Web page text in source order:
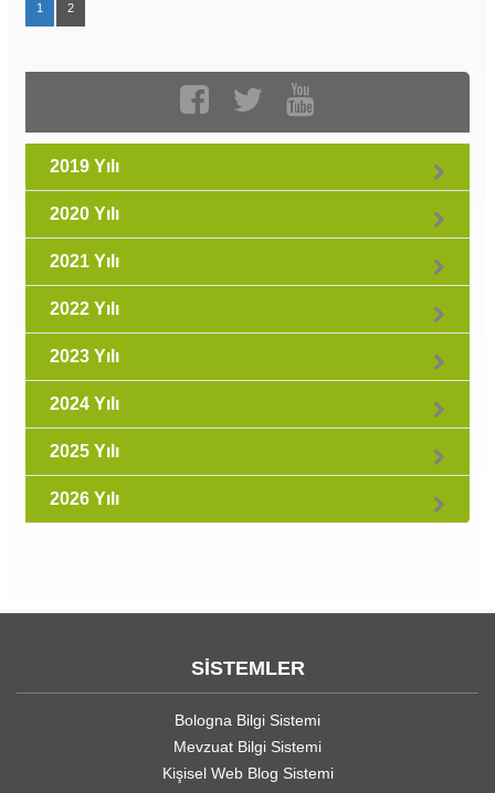
1 2
2019 Yılı
2020 Yılı
2021 Yılı
2022 Yılı
2023 Yılı
2024 Yılı
2025 Yılı
2026 Yılı
SİSTEMLER
Bologna Bilgi Sistemi
Mevzuat Bilgi Sistemi
Kişisel Web Blog Sistemi